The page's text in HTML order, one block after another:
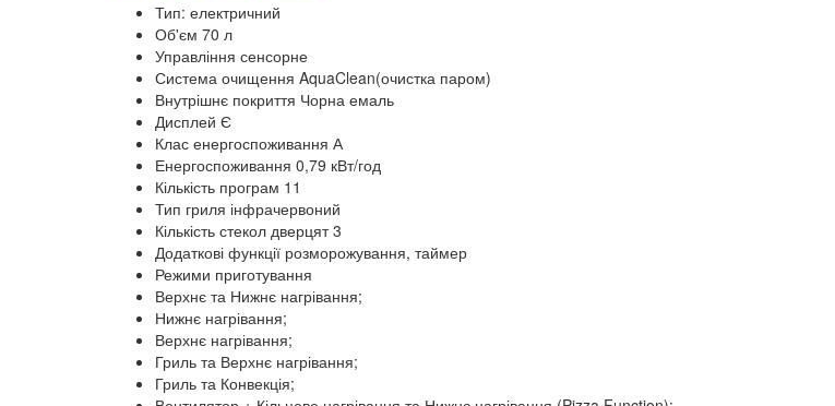
Тип: електричний
Об'єм 70 л
Управління сенсорне
Система очищення AquaClean(очистка паром)
Внутрішнє покриття Чорна емаль
Дисплей Є
Клас енергоспоживання А
Енергоспоживання 0,79 кВт/год
Кількість програм 11
Тип гриля інфрачервоний
Кількість стекол дверцят 3
Додаткові функції розморожування, таймер
Режими приготування
Верхнє та Нижнє нагрівання;
Нижнє нагрівання;
Верхнє нагрівання;
Гриль та Верхнє нагрівання;
Гриль та Конвекція;